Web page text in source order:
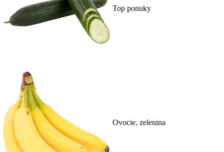
Top ponuky
Ovocie, zelenina